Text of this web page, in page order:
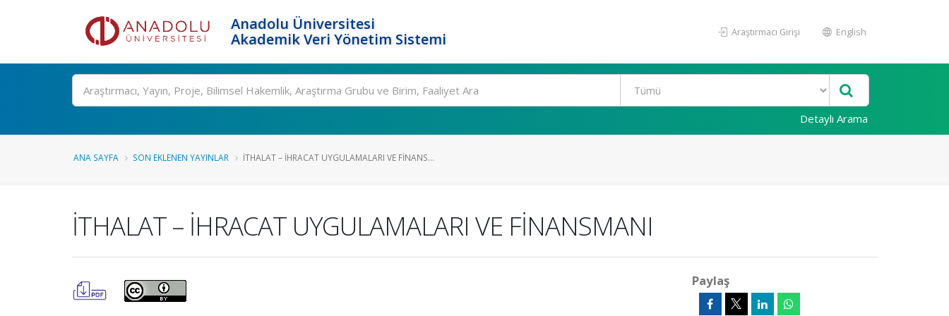
Anadolu Üniversitesi
Akademik Veri Yönetim Sistemi
Araştırmacı Girişi English
Ara
Detaylı Arama
ANA SAYFA SON EKLENEN YAYINLAR İTHALAT – İHRACAT UYGULAMALARI VE FİNANS...
İTHALAT – İHRACAT UYGULAMALARI VE FİNANSMANI
Paylaş